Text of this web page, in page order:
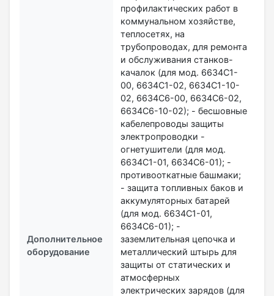
Дополнительное
оборудование
профилактических работ в
коммунальном хозяйстве,
теплосетях, на
трубопроводах, для ремонта
и обслуживания станков-
качалок (для мод. 6634С1-
00, 6634С1-02, 6634С1-10-
02, 6634С6-00, 6634С6-02,
6634С6-10-02); - бесшовные
кабелепроводы защиты
электропроводки -
огнетушители (для мод.
6634С1-01, 6634С6-01); -
противооткатные башмаки;
- защита топливных баков и
аккумуляторных батарей
(для мод. 6634С1-01,
6634С6-01); -
заземлительная цепочка и
металлический штырь для
защиты от статических и
атмосферных
электрических зарядов (для